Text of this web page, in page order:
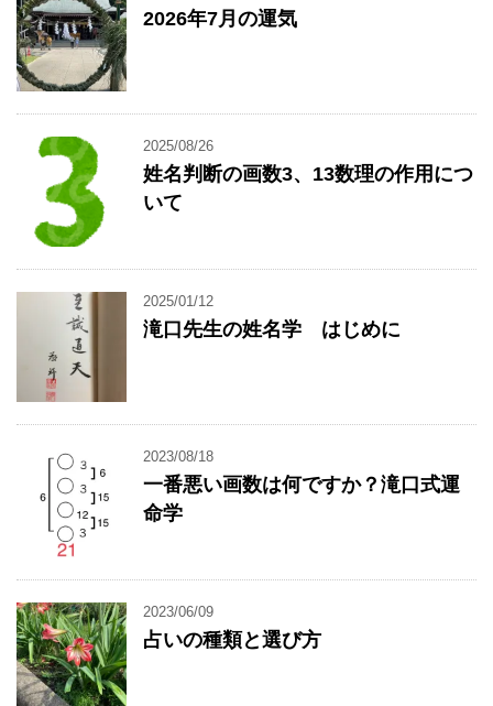
2026年7月の運気
2025/08/26
姓名判断の画数3、13数理の作用につ
いて
2025/01/12
滝口先生の姓名学 はじめに
2023/08/18
一番悪い画数は何ですか？滝口式運
命学
2023/06/09
占いの種類と選び方